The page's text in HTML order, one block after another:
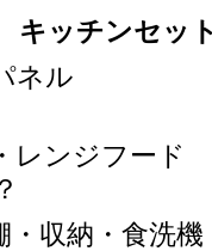
キッチンセッ
パネル カ
レンジフード
・収納・食